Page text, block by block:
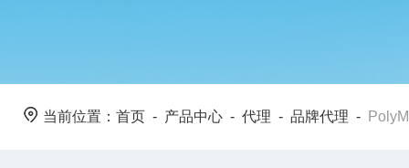
当前位置： 首页 - 产品中心 - 代理 - 品牌代理 -